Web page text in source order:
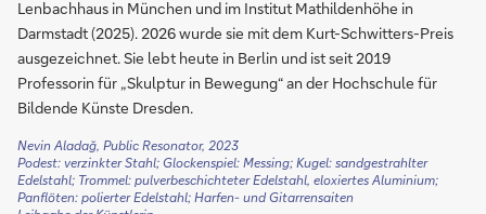
Lenbachhaus in München und im Institut Mathildenhöhe in
Darmstadt (2025). 2026 wurde sie mit dem Kurt-Schwitters-Preis
ausgezeichnet. Sie lebt heute in Berlin und ist seit 2019
Professorin für „Skulptur in Bewegung“ an der Hochschule für
Bildende Künste Dresden.
Nevin Aladağ, Public Resonator, 2023
Podest: verzinkter Stahl; Glockenspiel: Messing; Kugel: sandgestrahlter
Edelstahl; Trommel: pulverbeschichteter Edelstahl, eloxiertes Aluminium;
Panflöten: polierter Edelstahl; Harfen- und Gitarrensaiten